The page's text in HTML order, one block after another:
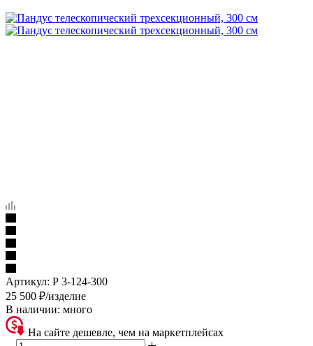
Артикул: Р 3-124-300
25 500 ₽/изделие
В наличии: много
На сайте дешевле, чем на маркетплейсах